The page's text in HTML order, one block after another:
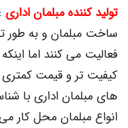
مبلمان اداری: تولید
و به طور تخصصی
کنند اما اینکه کدام
و قیمت کمتری ارائه می
اداری با شناسایی نوع
محل کار می کنند .